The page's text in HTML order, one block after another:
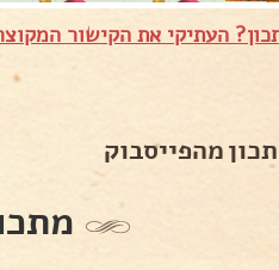
העתיקי את הקישור
מהפייסבוק